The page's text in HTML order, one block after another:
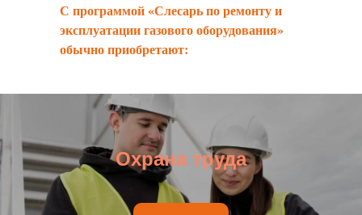
С программой «Слесарь по ремонту и
эксплуатации газового оборудования»
обычно приобретают:
Охрана труда